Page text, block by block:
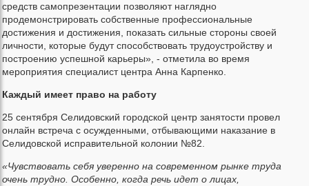
средств самопрезентации позволяют наглядно
продемонстрировать собственные профессиональные
достижения и достижения, показать сильные стороны своей
личности, которые будут способствовать трудоустройству и
построению успешной карьеры», - отметила во время
мероприятия специалист центра Анна Карпенко.
Каждый имеет право на работу
25 сентября Селидовский городской центр занятости провел
онлайн встреча с осужденными, отбывающими наказание в
Селидовской исправительной колонии №82.
«Чувствовать себя уверенно на современном рынке труда
очень трудно. Особенно, когда речь идет о лицах,